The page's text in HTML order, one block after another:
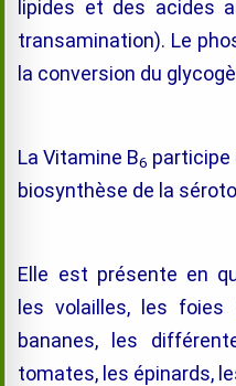
lipides et des acides
transamination). Le
la conversion du
La Vitamine B6 participe
biosynthèse de la
Elle est présente en
les volailles, les foies
bananes, les
tomates, les épinards,